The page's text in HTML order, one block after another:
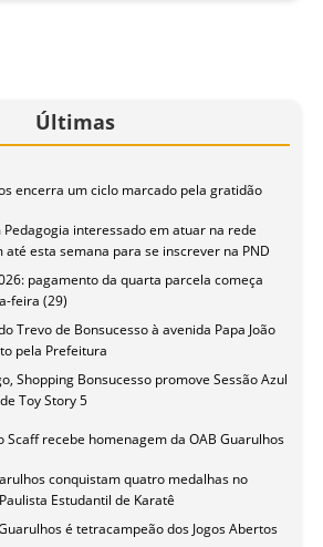
Últimas
encerra um ciclo marcado pela gratidão
interessado em atuar na rede
até esta semana para se inscrever na PND
pagamento da quarta parcela começa
feira (29)
Trevo de Bonsucesso à avenida Papa João
pela Prefeitura
Shopping Bonsucesso promove Sessão Azul
Toy Story 5
Scaff recebe homenagem da OAB Guarulhos
conquistam quatro medalhas no
Estudantil de Karatê
é tetracampeão dos Jogos Abertos